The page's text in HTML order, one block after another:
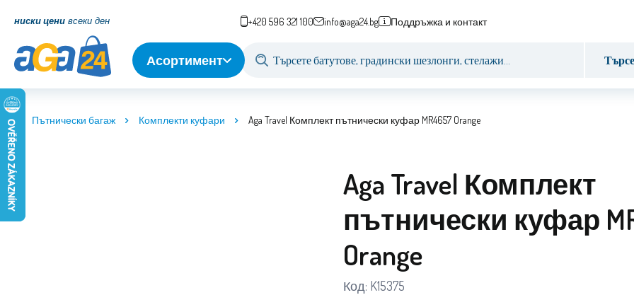
ниски цени всеки ден +420 596 321 100 info@aga24.bg Поддръжка и контакт
Асортимент
Пътнически багаж Комплекти куфари Aga Travel Комплект пътнически куфар MR4657 Orange
Aga Travel Комплект
пътнически куфар
Orange
Код: K15375